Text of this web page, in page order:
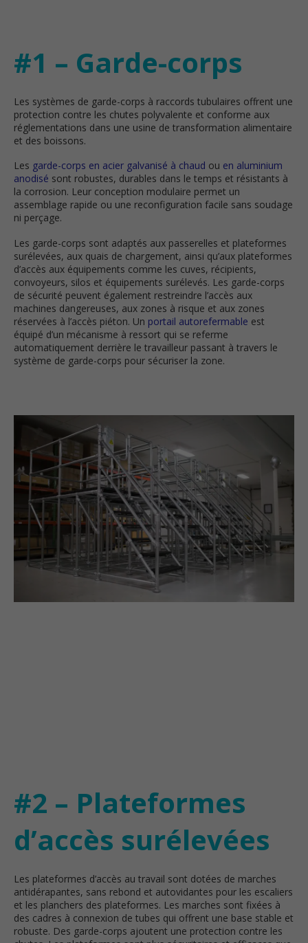
#1 – Garde-corps
Les systèmes de garde-corps à raccords tubulaires offrent une
protection contre les chutes polyvalente et conforme aux
réglementations dans une usine de transformation alimentaire
et des boissons.
Les garde-corps en acier galvanisé à chaud ou en aluminium
anodisé sont robustes, durables dans le temps et résistants à
la corrosion. Leur conception modulaire permet un
assemblage rapide ou une reconfiguration facile sans soudage
ni perçage.
Les garde-corps sont adaptés aux passerelles et plateformes
surélevées, aux quais de chargement, ainsi qu’aux plateformes
d’accès aux équipements comme les cuves, récipients,
convoyeurs, silos et équipements surélevés. Les garde-corps
de sécurité peuvent également restreindre l’accès aux
machines dangereuses, aux zones à risque et aux zones
réservées à l’accès piéton. Un portail autorefermable est
équipé d’un mécanisme à ressort qui se referme
automatiquement derrière le travailleur passant à travers le
système de garde-corps pour sécuriser la zone.
#2 – Plateformes
d’accès surélevées
Les plateformes d’accès au travail sont dotées de marches
antidérapantes, sans rebond et autovidantes pour les escaliers
et les planchers des plateformes. Les marches sont fixées à
des cadres à connexion de tubes qui offrent une base stable et
robuste. Des garde-corps ajoutent une protection contre les